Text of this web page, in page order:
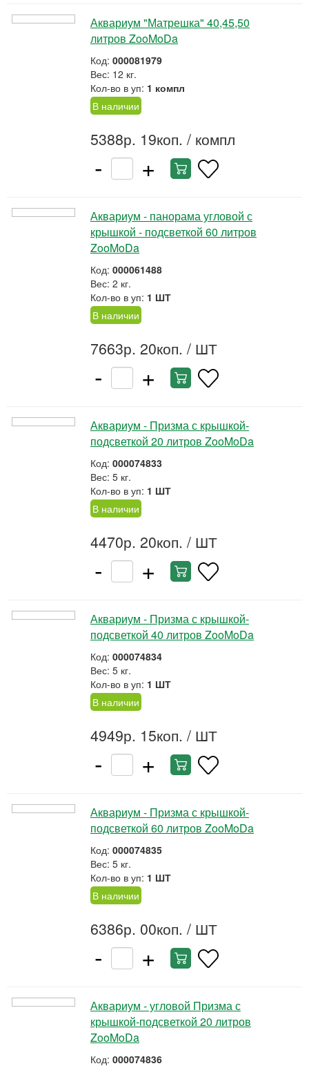
Аквариум "Матрешка" 40,45,50
литров ZooMoDa
Код: 000081979
Вес: 12 кг.
Кол-во в уп: 1 компл
В наличии
5388р. 19коп. / компл
- +
Аквариум - панорама угловой с
крышкой - подсветкой 60 литров
ZooMoDa
Код: 000061488
Вес: 2 кг.
Кол-во в уп: 1 ШТ
В наличии
7663р. 20коп. / ШТ
- +
Аквариум - Призма с крышкой-
подсветкой 20 литров ZooMoDa
Код: 000074833
Вес: 5 кг.
Кол-во в уп: 1 ШТ
В наличии
4470р. 20коп. / ШТ
- +
Аквариум - Призма с крышкой-
подсветкой 40 литров ZooMoDa
Код: 000074834
Вес: 5 кг.
Кол-во в уп: 1 ШТ
В наличии
4949р. 15коп. / ШТ
- +
Аквариум - Призма с крышкой-
подсветкой 60 литров ZooMoDa
Код: 000074835
Вес: 5 кг.
Кол-во в уп: 1 ШТ
В наличии
6386р. 00коп. / ШТ
- +
Аквариум - угловой Призма с
крышкой-подсветкой 20 литров
ZooMoDa
Код: 000074836